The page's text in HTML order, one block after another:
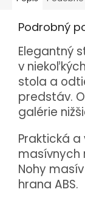
Podrobný
Elegantný
v
stola a
predstáv.
galérie
Praktická
masívnych
Nohy
hrana ABS.